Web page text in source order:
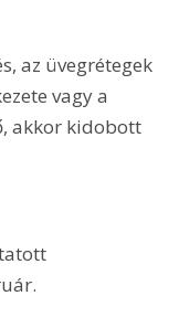
az üvegrétegek
vagy a
akkor kidobott